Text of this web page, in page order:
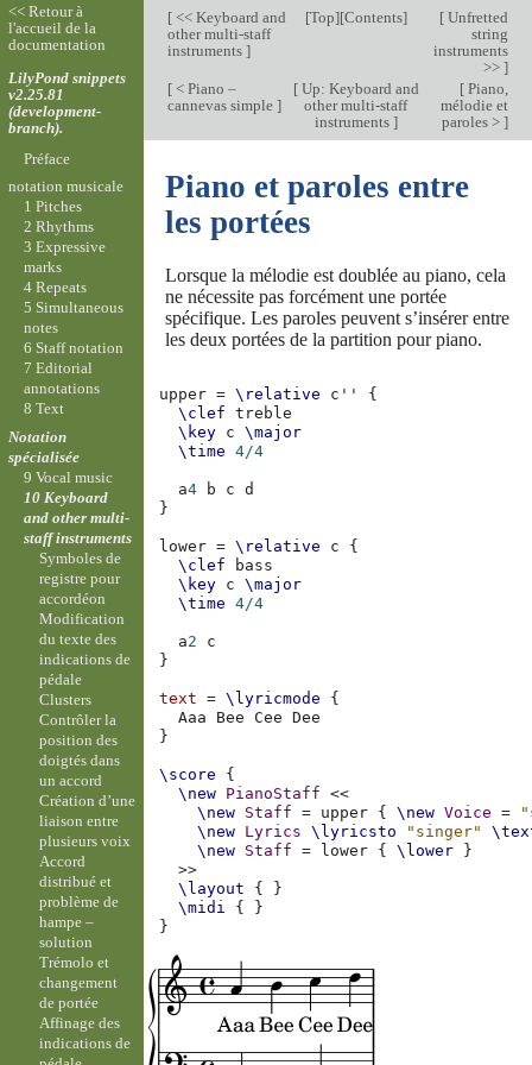
[<< Keyboard and
other multi-staff
instruments ]
[Top][Contents] [Unfretted
string
instruments
>> ]
[< Piano –
cannevas simple ]
[Up: Keyboard and
other multi-staff
instruments ]
[Piano,
mélodie et
paroles > ]
Piano et paroles entre
les portées
Lorsque la mélodie est doublée au piano, cela
ne nécessite pas forcément une portée
spécifique. Les paroles peuvent s’insérer entre
les deux portées de la partition pour piano.
upper = \relative c''
{
\clef
treble
\key c
\major
\time
4/4
a4 b c
d
}
lower = \relative c
{
\clef
bass
\key c
\major
\time
4/4
a2
c
}
text = \lyricmode
{
Aaa
Bee Cee
}
\score
{
\new PianoStaff
<<
\new Staff = upper { \new Voice =
\new Lyrics \lyricsto "singer"
\new Staff = lower { \lower
}
>>
\layout
{
}
\midi
{
}
}
<< Retour à
l'accueil de la
documentation
LilyPond snippets
v2.25.81
(development-
branch).
Préface
notation musicale
1 Pitches
2 Rhythms
3 Expressive
marks
4 Repeats
5 Simultaneous
notes
6 Staff notation
7 Editorial
annotations
8 Text
Notation
spécialisée
9 Vocal music
10 Keyboard
and other multi-
staff instruments
Symboles de
registre pour
accordéon
Modification
du texte des
indications de
pédale
Clusters
Contrôler la
position des
doigtés dans
un accord
Création d’une
liaison entre
plusieurs voix
Accord
distribué et
problème de
hampe –
solution
Trémolo et
changement
de portée
Affinage des
indications de